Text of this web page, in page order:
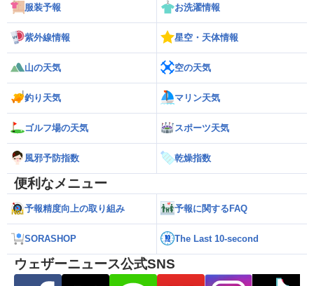
服装予報 お洗濯情報
紫外線情報 星空・天体情報
山の天気 空の天気
釣り天気 マリン天気
ゴルフ場の天気 スポーツ天気
風邪予防指数 乾燥指数
便利なメニュー
予報精度向上の取り組み 予報に関するFAQ
SORASHOP The Last 10-second
ウェザーニュース公式SNS